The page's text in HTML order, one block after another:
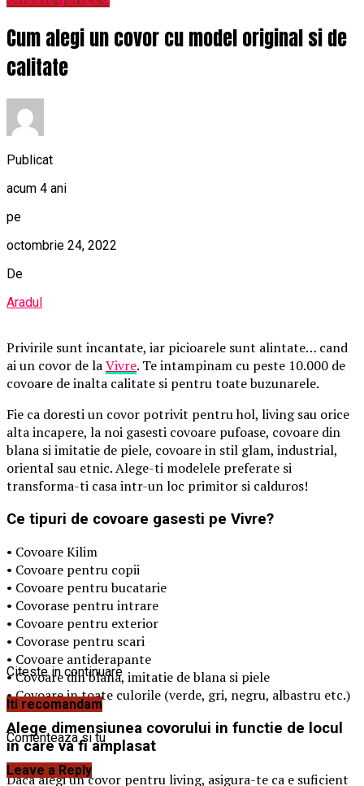
Cum alegi un covor cu model original si de
calitate
Publicat
acum 4 ani
pe
octombrie 24, 2022
De
Aradul
Privirile sunt incantate, iar picioarele sunt alintate… cand
ai un covor de laVivre. Te intampinam cu peste 10.000 de
covoare de inalta calitate si pentru toate buzunarele.
Fie ca doresti un covor potrivit pentru hol, living sau orice
alta incapere, la noi gasesti covoare pufoase, covoare din
blana si imitatie de piele, covoare in stil glam, industrial,
oriental sau etnic. Alege-ti modelele preferate si
transforma-ti casa intr-un loc primitor si calduros!
Ce tipuri de covoare gasesti pe Vivre?
• Covoare Kilim
• Covoare pentru copii
• Covoare pentru bucatarie
• Covorase pentru intrare
• Covoare pentru exterior
• Covorase pentru scari
• Covoare antiderapante
• Covoare din blana, imitatie de blana si piele
• Covoare in toate culorile (verde, gri, negru, albastru etc.)
Alege dimensiunea covorului in functie de locul
in care va fi amplasat
Daca alegi un covor pentru living, asigura-te ca e suficient
Citeste in continuare
Iti recomandam
Comenteaza si tu
Leave a Reply